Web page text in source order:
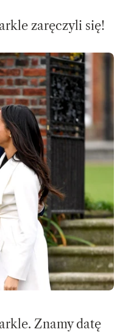
zaręczyli się!
Znamy datę